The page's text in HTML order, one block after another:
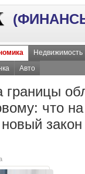
Недвижимость
Авто
границы
что